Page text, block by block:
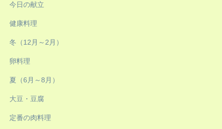
今日の献立
健康料理
冬（12月～2月）
卵料理
夏（6月～8月）
大豆・豆腐
定番の肉料理